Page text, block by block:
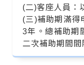
(二)客座人員：
(三)補助期滿得
3年。總補助期
二次補助期間間